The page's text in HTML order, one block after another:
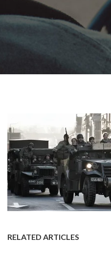
RELATED ARTICLES